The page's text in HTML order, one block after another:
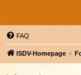
FAQ
ISDV-Homepage